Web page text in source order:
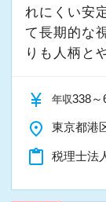
れにくい安
て⻑期的な
りも人柄と
currency_yen 年収338～
place 東京都港
content_paste 税理士法